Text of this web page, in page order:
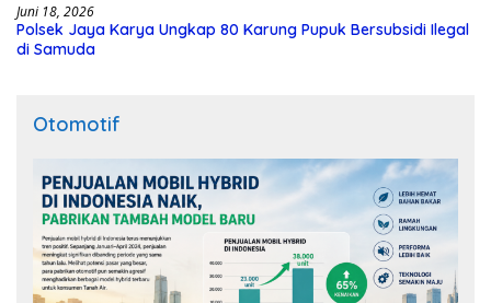
Juni 18, 2026
Polsek Jaya Karya Ungkap 80 Karung Pupuk Bersubsidi Ilegal
di Samuda
Otomotif